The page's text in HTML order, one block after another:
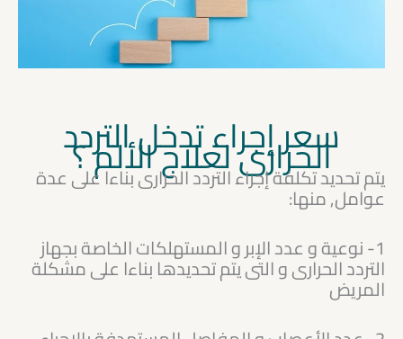
سعر إجراء تدخل التردد
الحرارى لعلاج الألم ؟
يتم تحديد تكلفة إجراء التردد الحرارى بناءا على عدة
عوامل, منها:
1- نوعية و عدد الإبر و المستهلكات الخاصة بجهاز
التردد الحرارى و التى يتم تحديدها بناءا على مشكلة
المريض